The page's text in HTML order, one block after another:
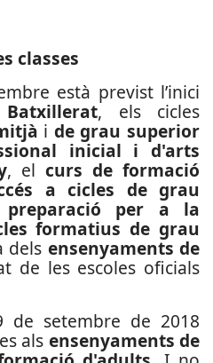
classes
està previst l’inici
Batxillerat, els cicles
i de grau superior
inicial i d'arts
, el curs de formació
a cicles de grau
per a la
formatius de grau
dels ensenyaments de
de les escoles oficials
setembre de 2018
als ensenyaments de